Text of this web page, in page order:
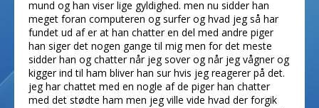
mund og han viser lige gyldighed. men nu sidder han
meget foran computeren og surfer og hvad jeg så har
fundet ud af er at han chatter en del med andre piger
han siger det nogen gange til mig men for det meste
sidder han og chatter når jeg sover og når jeg vågner og
kigger ind til ham bliver han sur hvis jeg reagerer på det.
jeg har chattet med en nogle af de piger han chatter
med det stødte ham men jeg ville vide hvad der forgik